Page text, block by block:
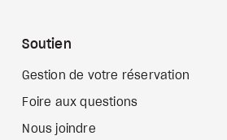
Soutien
Gestion de votre réservation
Foire aux questions
Nous joindre